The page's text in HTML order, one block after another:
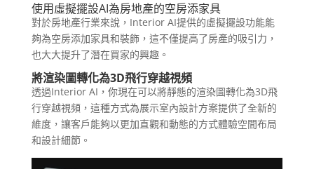
使用虛擬擺設AI為房地產的空房添家具
對於房地產行業來說，Interior AI提供的虛擬擺設功能能
夠為空房添加家具和裝飾，這不僅提高了房產的吸引力，
也大大提升了潛在買家的興趣。
將渲染圖轉化為3D飛行穿越視頻
透過Interior AI，你現在可以將靜態的渲染圖轉化為3D飛
行穿越視頻，這種方式為展示室內設計方案提供了全新的
維度，讓客戶能夠以更加直觀和動態的方式體驗空間布局
和設計細節。